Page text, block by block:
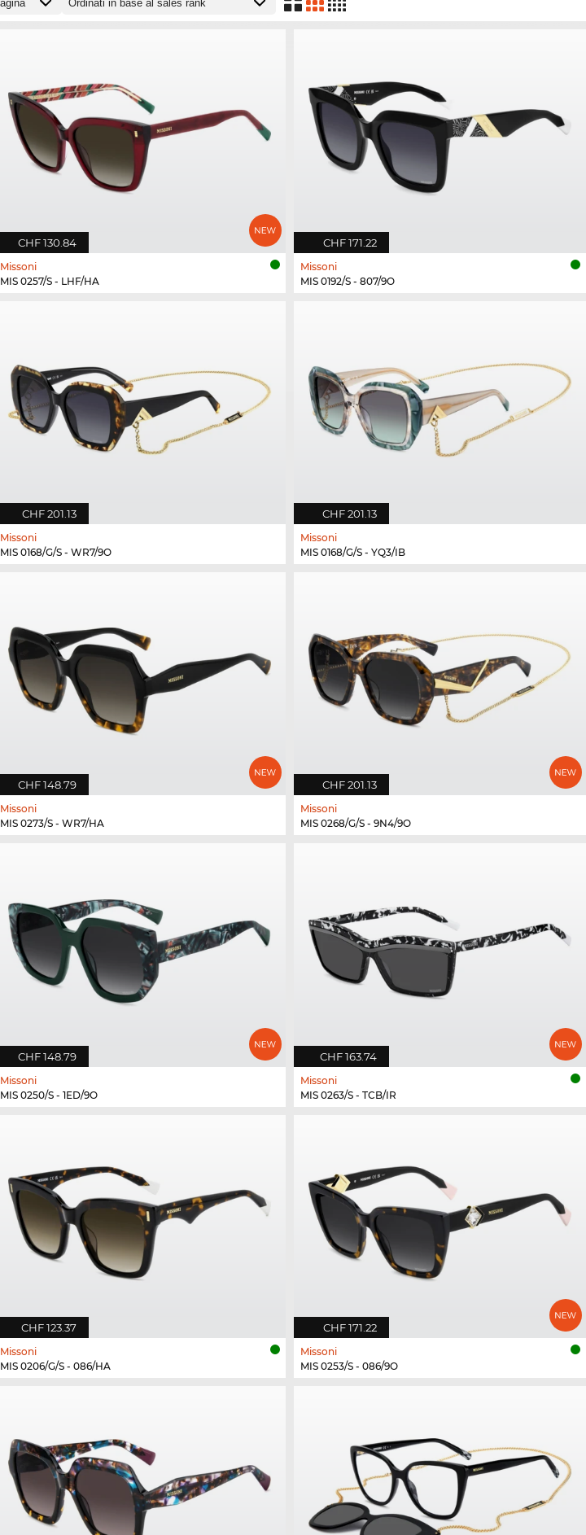
CHF 130.84
Missoni
MIS 0257/S - LHF/HA
CHF 171.22
Missoni
MIS 0192/S - 807/9O
CHF 201.13
Missoni
MIS 0168/G/S - WR7/9O
CHF 201.13
Missoni
MIS 0168/G/S - YQ3/IB
CHF 148.79
Missoni
MIS 0273/S - WR7/HA
CHF 201.13
Missoni
MIS 0268/G/S - 9N4/9O
CHF 148.79
Missoni
MIS 0250/S - 1ED/9O
CHF 163.74
Missoni
MIS 0263/S - TCB/IR
CHF 123.37
Missoni
MIS 0206/G/S - 086/HA
CHF 171.22
Missoni
MIS 0253/S - 086/9O